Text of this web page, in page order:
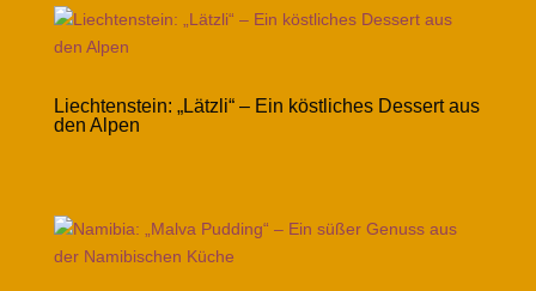
Liechtenstein: „Lätzli“ – Ein köstliches Dessert aus
den Alpen